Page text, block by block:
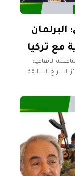
مع تركيا
الاتفاقية
السراج السابقة،